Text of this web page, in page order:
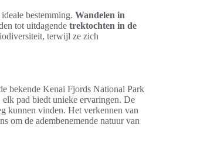
bestemming. Wandelen in
tot uitdagende trektochten in de
terwijl ze zich
bekende Kenai Fjords National Park
pad biedt unieke ervaringen. De
kunnen vinden. Het verkennen van
om de adembenemende natuur van